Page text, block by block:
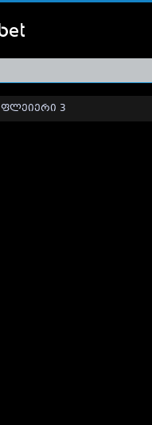
ფლეიერი 3